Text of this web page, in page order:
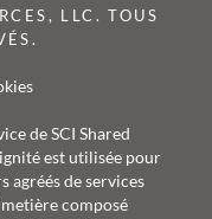
LLC. TOUS
de SCI Shared
est utilisée pour
agréés de services
composé